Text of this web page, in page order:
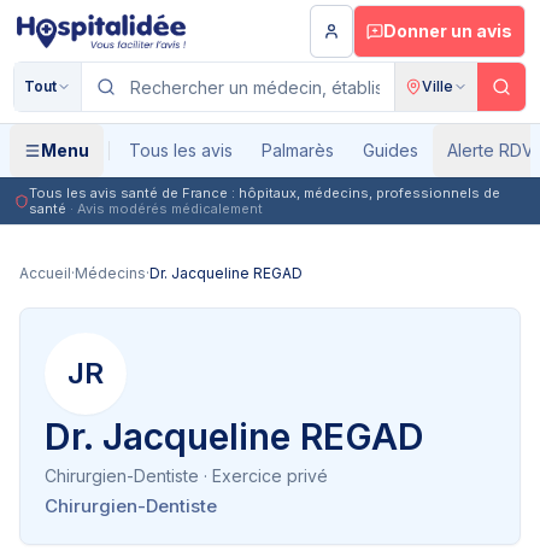
Aller au contenu principal
Donner un avis
Tout Ville
Menu Tous les avis Palmarès Guides Alerte RDV
Tous les avis santé de France : hôpitaux, médecins, professionnels de
santé · Avis modérés médicalement
Accueil·Médecins·Dr. Jacqueline REGAD
JR
Dr. Jacqueline REGAD
Chirurgien-Dentiste · Exercice privé
Chirurgien-Dentiste